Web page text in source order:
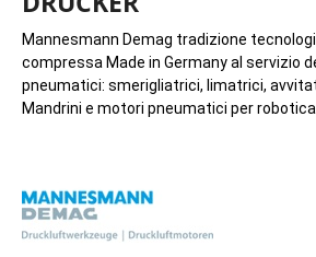
Mannesmann Demag tradizione
compressa Made in Germany al servizio
pneumatici: smerigliatrici, limatrici,
Mandrini e motori pneumatici per